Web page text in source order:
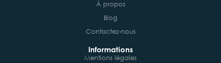
À propos
Blog
Contactez-nous
Informations
Mentions légales